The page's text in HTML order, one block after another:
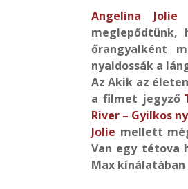
Angelina Jolie
meglepődtünk,
őrangyalként
nyaldossák a
Az Akik az
a filmet jegyző
River – Gyilkos
Jolie mellett
Van egy tétova
Max kínálatában